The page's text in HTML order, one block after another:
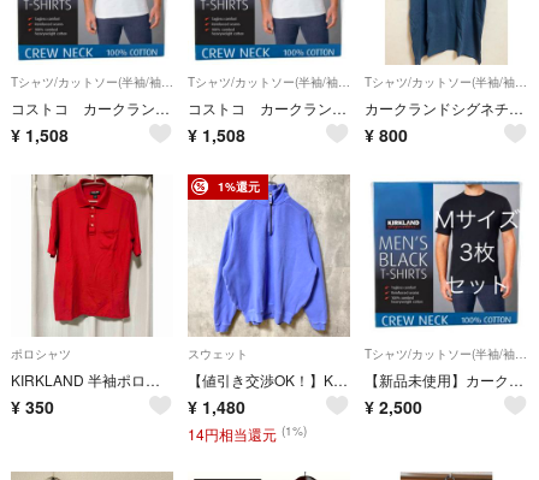
Tシャツ/カットソー(半袖/袖なし)
コストコ カークランド メンズ ホワイトTシャツ Mサイズ 2枚
¥ 1,508
Tシャツ/カットソー(半袖/袖なし)
コストコ カークランド メンズ ホワイトTシャツ Sサイズ 2枚
¥ 1,508
Tシャツ/カットソー(半袖/袖なし)
カークランドシグネチャー 半袖Tシャツ ブルー XXL 無地 Tシャツ 半袖
¥ 800
ポロシャツ
KIRKLAND 半袖ポロシャツ レッド 胸ポケット付き メンズ S
¥ 350
1%還元
スウェット
【値引き交渉OK！】KIRKLAND カークランド 長袖ハーフジップスウェット トレーナー ブルー 無地 ハイネック 秋冬服 Mサイズ 古着
¥ 1,480
14円相当還元 (1%)
Tシャツ/カットソー(半袖/袖なし)
【新品未使用】カークランド コストコブラックTシャツ Mサイズ 3枚セット
¥ 2,500